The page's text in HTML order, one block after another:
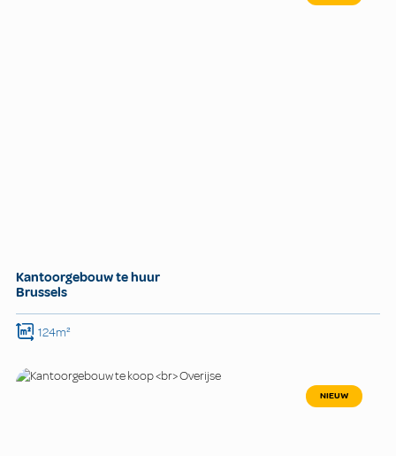
Kantoorgebouw te huur
Brussels
124m²
NIEUW